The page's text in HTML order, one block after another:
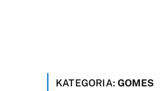
KATEGORIA: GOMES